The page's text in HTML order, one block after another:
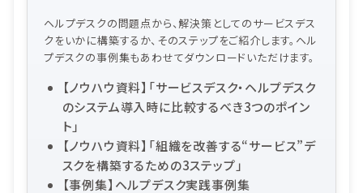
ヘルプデスクの問題点から、解決策としてのサービスデス
クをいかに構築するか、そのステップをご紹介します。ヘル
プデスクの事例集もあわせてダウンロードいただけます。
【ノウハウ資料】「サービスデスク・ヘルプデスク
のシステム導入時に比較するべき3つのポイン
ト」
【ノウハウ資料】「組織を改善する“サービス”デ
スクを構築するための3ステップ」
【事例集】ヘルプデスク実践事例集